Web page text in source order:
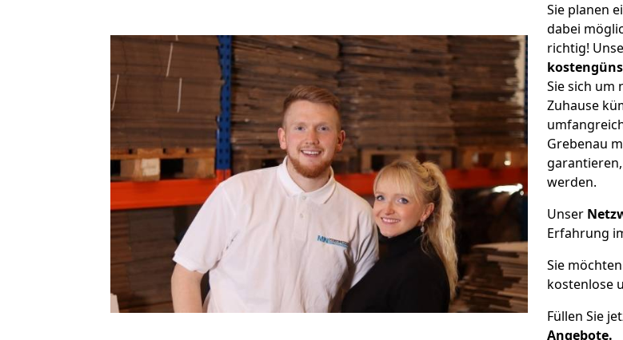
Sie planen
dabei
richtig!
Sie sich um
Zuhause
Grebenau
werden.
Unser
Erfahrung
Sie
kostenlose
Füllen Sie
Angebote.